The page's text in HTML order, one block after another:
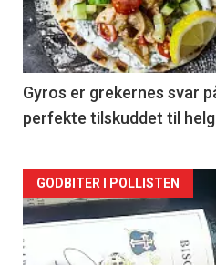
nå
-
2
Gyros er grekernes svar
perfekte tilskuddet til
Forsiden
akkurat
GODBITER I POLLISTEN